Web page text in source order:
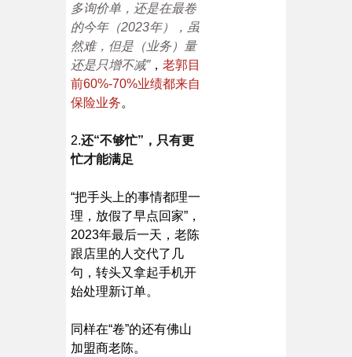
多询价单，还是在最卷
的今年（2023年），虽
然难，但是（业务）量
还是只增不减”，老郭目
前60%-70%业绩都来自
保险业务。
2.还“不够忙”，只有更
忙才能满足
“把手头上的事情都理一
理，放假了早点回家”，
2023年最后一天，老陈
跟店里的人交代了几
句，转头又拿起手机开
始处理新订单。
同样在“卷”的还有佛山
加盟商老陈。